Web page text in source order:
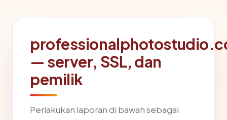
— server, SSL, dan
pemilik
Perlakukan laporan di bawah sebagai